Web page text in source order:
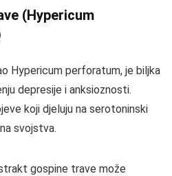
(Hypericum
Hypericum perforatum, je biljka
depresije i anksioznosti.
koji djeluju na serotoninski
svojstva.
gospine trave može